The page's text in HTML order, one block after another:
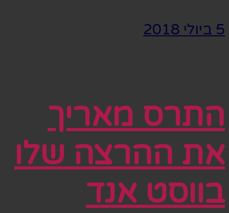
5 ביולי 2018
התרס מאריך
את ההרצה שלו
בווסט אנד